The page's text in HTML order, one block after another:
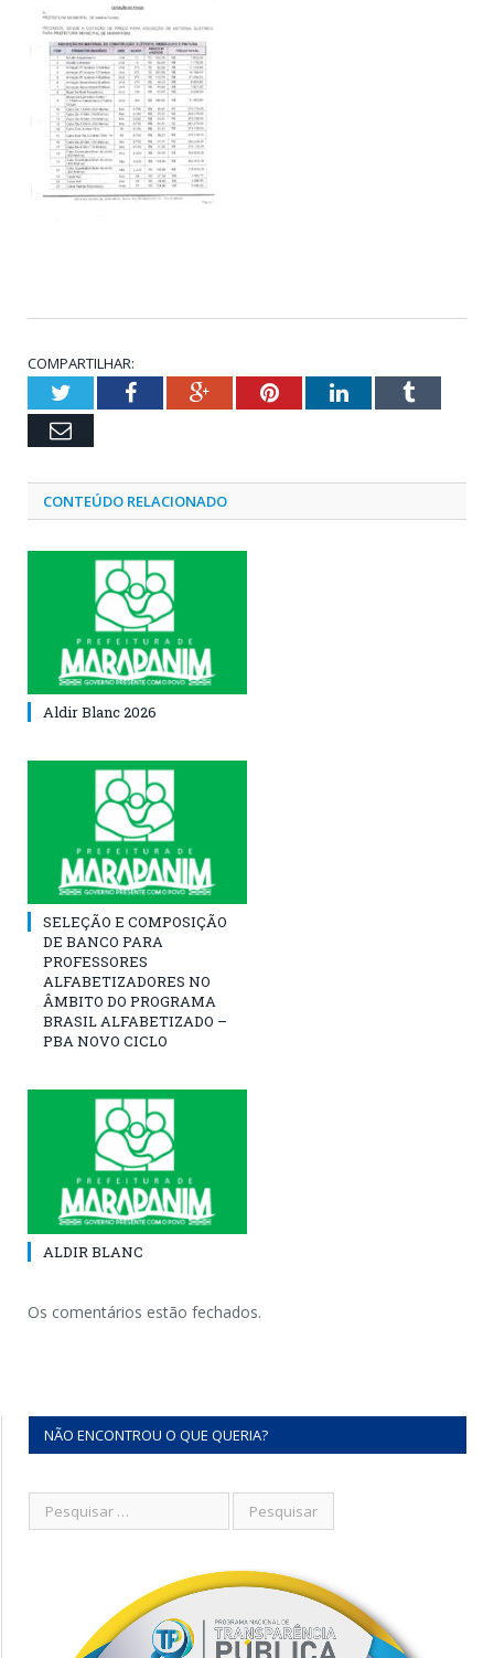
COMPARTILHAR:
TwitterFacebookGoogle+PinterestLinkedInTumblr
Email
CONTEÚDO RELACIONADO
Aldir Blanc 2026
SELEÇÃO E COMPOSIÇÃO
DE BANCO PARA
PROFESSORES
ALFABETIZADORES NO
ÂMBITO DO PROGRAMA
BRASIL ALFABETIZADO –
PBA NOVO CICLO
ALDIR BLANC
Os comentários estão fechados.
NÃO ENCONTROU O QUE QUERIA?